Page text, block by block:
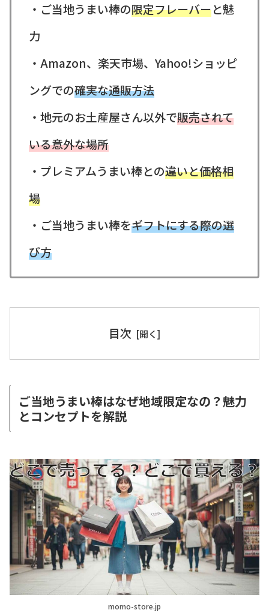
・ご当地うまい棒の限定フレーバーと魅
力
・Amazon、楽天市場、Yahoo!ショッピ
ングでの確実な通販方法
・地元のお土産屋さん以外で販売されて
いる意外な場所
・プレミアムうまい棒との違いと価格相
場
・ご当地うまい棒をギフトにする際の選
び方
目次
ご当地うまい棒はなぜ地域限定なの？魅力
とコンセプトを解説
momo-store.jp